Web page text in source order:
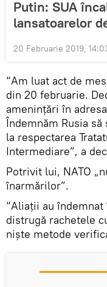
Putin: SUA
lansatoarelor
20 Februarie 2019,
“Am luat act de
din 20 februarie.
amenințări în
Îndemnăm Rusia
la respectarea
Intermediare”, a
Potrivit lui, NATO
înarmărilor”.
“Aliații au
distrugă rachetele
niște metode